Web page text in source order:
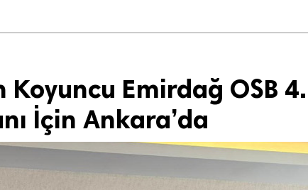
Koyuncu Emirdağ OSB 4.
İçin Ankara’da